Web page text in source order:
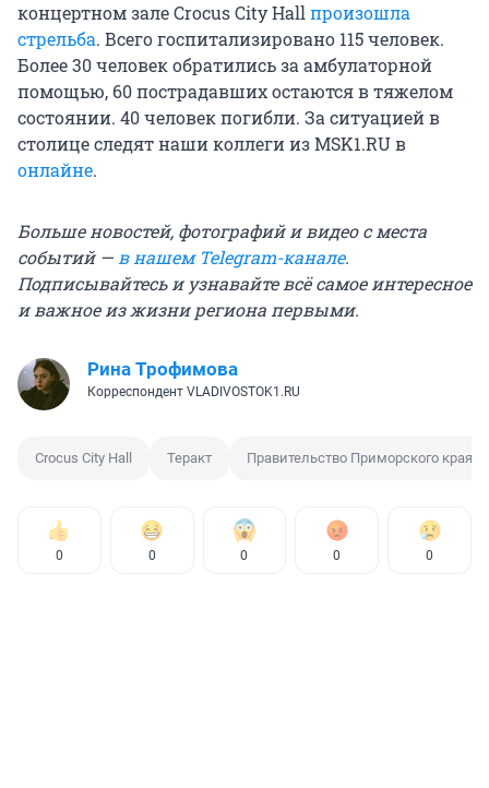
концертном зале Crocus City Hallпроизошла
стрельба. Всего госпитализировано 115 человек.
Более 30 человек обратились за амбулаторной
помощью, 60 пострадавших остаются в тяжелом
состоянии. 40 человек погибли. За ситуацией в
столице следят наши коллеги из MSK1.RU в
онлайне.
Больше новостей, фотографий и видео с места
событий —в нашем Telegram-канале.
Подписывайтесь и узнавайте всё самое интересное
и важное из жизни региона первыми.
Рина Трофимова
Корреспондент VLADIVOSTOK1.RU
Crocus City Hall Теракт Правительство Приморского края
0 0 0 0 0